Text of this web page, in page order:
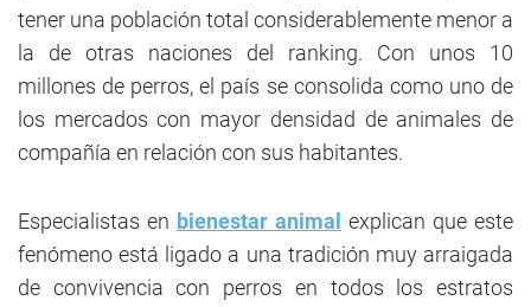
tener una población total considerablemente menor a
la de otras naciones del ranking. Con unos 10
millones de perros, el país se consolida como uno de
los mercados con mayor densidad de animales de
compañía en relación con sus habitantes.
Especialistas en bienestar animal explican que este
fenómeno está ligado a una tradición muy arraigada
de convivencia con perros en todos los estratos